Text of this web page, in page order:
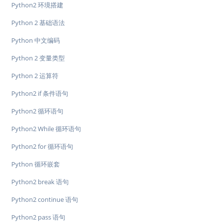
Python2 环境搭建
Python 2 基础语法
Python 中文编码
Python 2 变量类型
Python 2 运算符
Python2 if 条件语句
Python2 循环语句
Python2 While 循环语句
Python2 for 循环语句
Python 循环嵌套
Python2 break 语句
Python2 continue 语句
Python2 pass 语句